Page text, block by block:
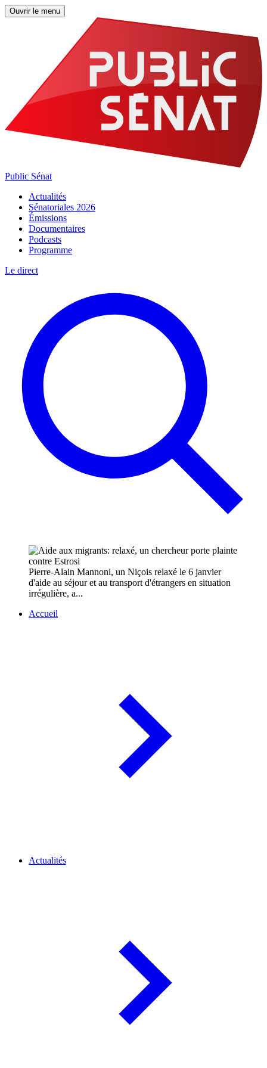
Ouvrir le menu
Public Sénat
Actualités
Sénatoriales 2026
Émissions
Documentaires
Podcasts
Programme
Le direct
Pierre-Alain Mannoni, un Niçois relaxé le 6 janvier
d'aide au séjour et au transport d'étrangers en situation
irrégulière, a...
Accueil
Actualités